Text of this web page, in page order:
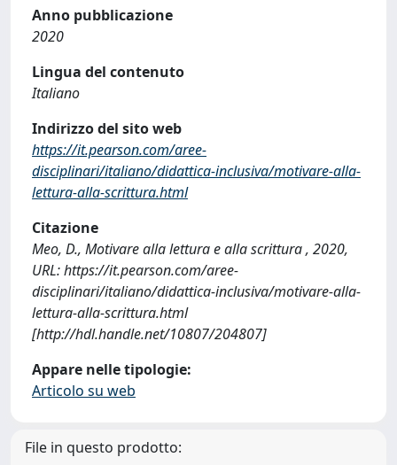
Anno pubblicazione
2020
Lingua del contenuto
Italiano
Indirizzo del sito web
https://it.pearson.com/aree-
disciplinari/italiano/didattica-inclusiva/motivare-alla-
lettura-alla-scrittura.html
Citazione
Meo, D., Motivare alla lettura e alla scrittura , 2020,
URL: https://it.pearson.com/aree-
disciplinari/italiano/didattica-inclusiva/motivare-alla-
lettura-alla-scrittura.html
[http://hdl.handle.net/10807/204807]
Appare nelle tipologie:
Articolo su web
File in questo prodotto: